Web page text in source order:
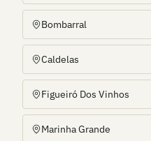
Bombarral
Caldelas
Figueiró Dos Vinhos
Marinha Grande